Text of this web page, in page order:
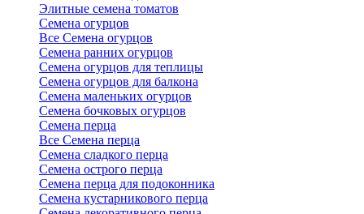
Элитные семена томатов
Семена огурцов
Все Семена огурцов
Семена ранних огурцов
Семена огурцов для теплицы
Семена огурцов для балкона
Семена маленьких огурцов
Семена бочковых огурцов
Семена перца
Все Семена перца
Семена сладкого перца
Семена острого перца
Семена перца для подоконника
Семена кустарникового перца